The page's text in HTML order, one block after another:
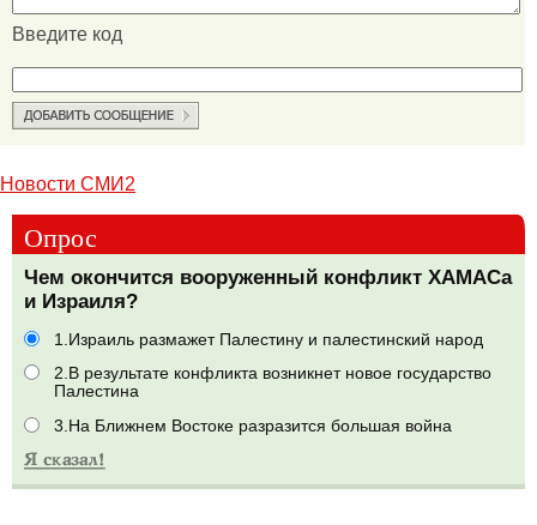
Введите код
Новости СМИ2
Опрос
Чем окончится вооруженный конфликт ХАМАСа
и Израиля?
1.Израиль размажет Палестину и палестинский народ
2.В результате конфликта возникнет новое государство
Палестина
3.На Ближнем Востоке разразится большая война